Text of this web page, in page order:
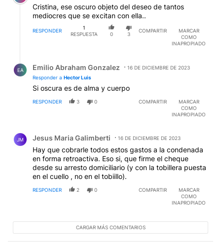
Cristina, ese oscuro objeto del deseo de tantos
mediocres que se excitan con ella..
RESPONDER
1
RESPUESTA
0 3
COMPARTIR
MARCAR
COMO
INAPROPIADO
EA Emilio Abraham Gonzalez
16 DE DICIEMBRE DE 2023
Responder a Hector Luis
Si oscura es de alma y cuerpo
RESPONDER 3 0 COMPARTIR
MARCAR
COMO
INAPROPIADO
JM Jesus Maria Galimberti 16 DE DICIEMBRE DE 2023
Hay que cobrarle todos estos gastos a la condenada
en forma retroactiva. Eso si, que firme el cheque
desde su arresto domiciliario (y con la tobillera puesta
en el cuello , no en el tobiillo).
RESPONDER 2 0 COMPARTIR
MARCAR
COMO
INAPROPIADO
CARGAR MÁS COMENTARIOS